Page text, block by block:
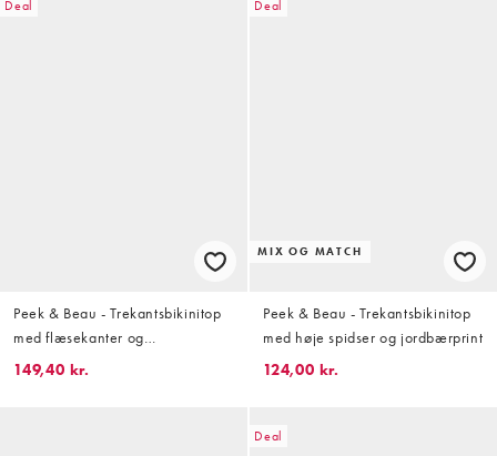
Deal
Peek & Beau - Trekantsbikinitop
med flæsekanter og
småblomstret print
149,40 kr.
Deal
MIX OG MATCH
Peek & Beau - Trekantsbikinitop
med høje spidser og jordbærprint
124,00 kr.
Deal